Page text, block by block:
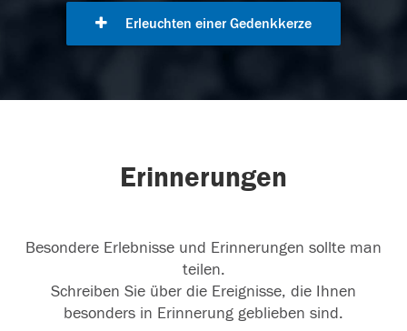
Erleuchten einer Gedenkkerze
Erinnerungen
Besondere Erlebnisse und Erinnerungen sollte man
teilen.
Schreiben Sie über die Ereignisse, die Ihnen
besonders in Erinnerung geblieben sind.